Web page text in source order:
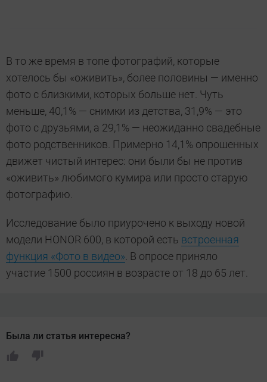
В то же время в топе фотографий, которые
хотелось бы «оживить», более половины — именно
фото с близкими, которых больше нет. Чуть
меньше, 40,1% — снимки из детства, 31,9% — это
фото с друзьями, а 29,1% — неожиданно свадебные
фото родственников. Примерно 14,1% опрошенных
движет чистый интерес: они были бы не против
«оживить» любимого кумира или просто старую
фотографию.
Исследование было приурочено к выходу новой
модели HONOR 600, в которой есть встроенная
функция «Фото в видео». В опросе приняло
участие 1500 россиян в возрасте от 18 до 65 лет.
Была ли статья интересна?